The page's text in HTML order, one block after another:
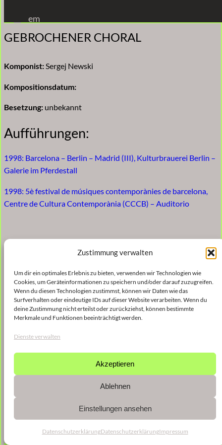
Zustimmung verwalten
Um dir ein optimales Erlebnis zu bieten, verwenden wir Technologien wie
Cookies, um Geräteinformationen zu speichern und/oder darauf zuzugreifen.
Wenn du diesen Technologien zustimmst, können wir Daten wie das
Surfverhalten oder eindeutige IDs auf dieser Website verarbeiten. Wenn du
deine Zustimmung nicht erteilst oder zurückziehst, können bestimmte
Merkmale und Funktionen beeinträchtigt werden.
Dienste verwalten
Akzeptieren
Ablehnen
Einstellungen ansehen
DatenschutzerklärungDatenschutzerklärungImpressum
Inhalt
springen
em
GEBROCHENER CHORAL
Komponist:Sergej Newski
Kompositionsdatum:
Besetzung: unbekannt
Aufführungen:
1998: Barcelona – Berlin – Madrid (III), Kulturbrauerei Berlin –
Galerie im Pferdestall
1998: 5è festival de músiques contemporànies de barcelona,
Centre de Cultura Contemporània (CCCB) – Auditorio